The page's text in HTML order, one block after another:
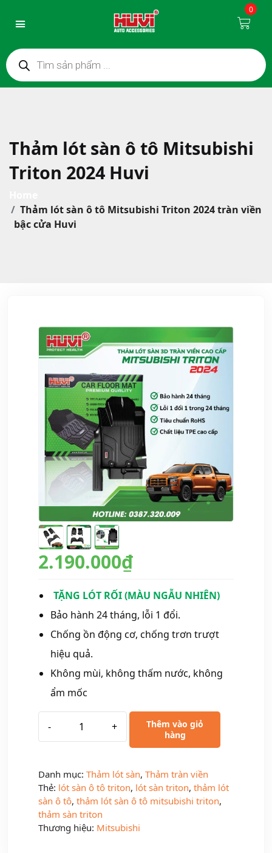
0
Thảm lót sàn ô tô Mitsubishi
Triton 2024 Huvi
Thảm lót sàn ô tô Mitsubishi Triton 2024 tràn viền
bậc cửa Huvi
2.190.000₫
TẶNG LÓT RỐI (MÀU NGẪU NHIÊN)
Bảo hành 24 tháng, lỗi 1 đổi.
Chống ồn động cơ, chống trơn trượt
hiệu quả.
Không mùi, không thấm nước, không
ẩm mốc
- +
Thêm vào giỏ
hàng
Danh mục: Thảm lót sàn, Thảm tràn viền
Thẻ: lót sàn ô tô triton, lót sàn triton, thảm lót
sàn ô tô, thảm lót sàn ô tô mitsubishi triton,
thảm sàn triton
Thương hiệu: Mitsubishi